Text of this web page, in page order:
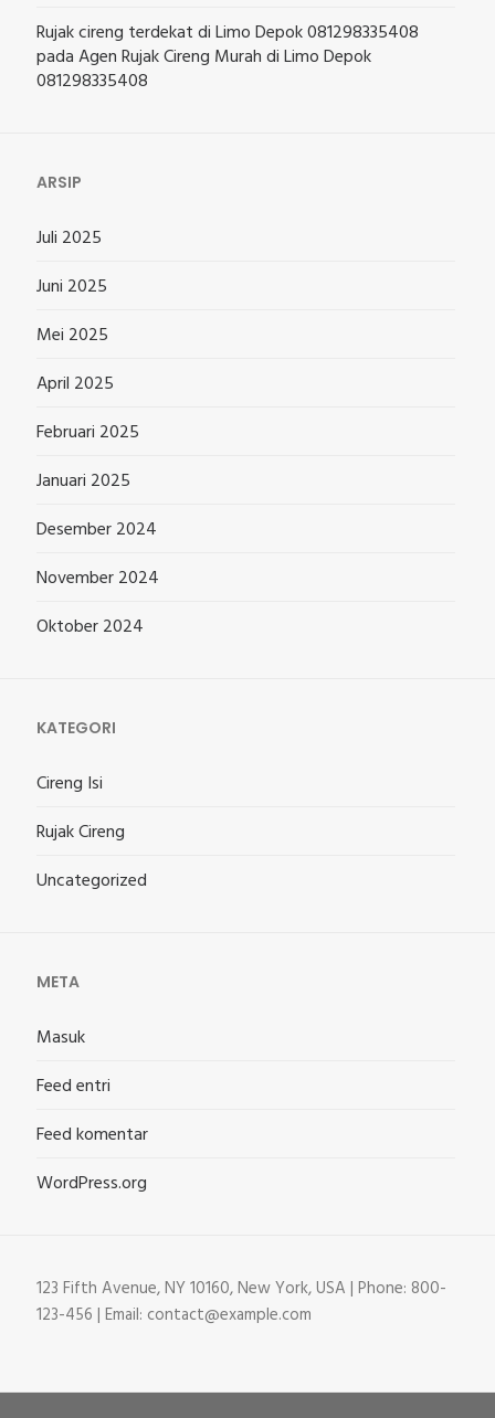
Rujak cireng terdekat di Limo Depok 081298335408
padaAgen Rujak Cireng Murah di Limo Depok
081298335408
ARSIP
Juli 2025
Juni 2025
Mei 2025
April 2025
Februari 2025
Januari 2025
Desember 2024
November 2024
Oktober 2024
KATEGORI
Cireng Isi
Rujak Cireng
Uncategorized
META
Masuk
Feed entri
Feed komentar
WordPress.org
123 Fifth Avenue, NY 10160, New York, USA | Phone: 800-
123-456 | Email: contact@example.com